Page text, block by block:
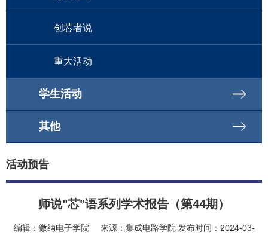
创芯者说
重大活动
学生活动
其他
活动预告
师说"芯"语系列学术报告（第44期）
编辑： 微纳电子学院 来源： 集成电路学院 发布时间： 2024-03-